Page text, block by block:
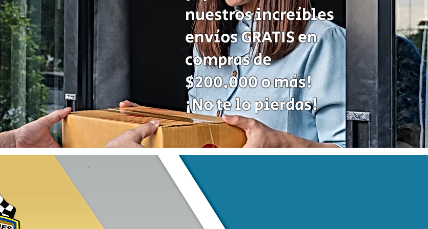
nuestros increíbles
envíos GRATIS en
compras de
$200.000 o más!
¡No te lo pierdas!